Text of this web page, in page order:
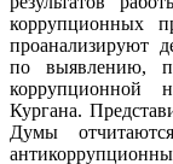
коррупционных
проанализируют
по выявлению,
коррупционной
Кургана.
Думы